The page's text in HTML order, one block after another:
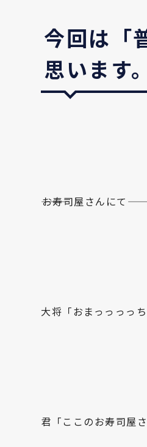
今回は「
思います。
―――お寿司屋さんにて―――
大将「おまっっっっ
君「ここのお寿司屋